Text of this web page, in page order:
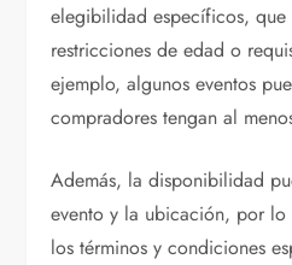
elegibilidad específicos,
restricciones de edad o
ejemplo, algunos eventos
compradores tengan al
Además, la disponibilidad
evento y la ubicación, por lo
los términos y condiciones